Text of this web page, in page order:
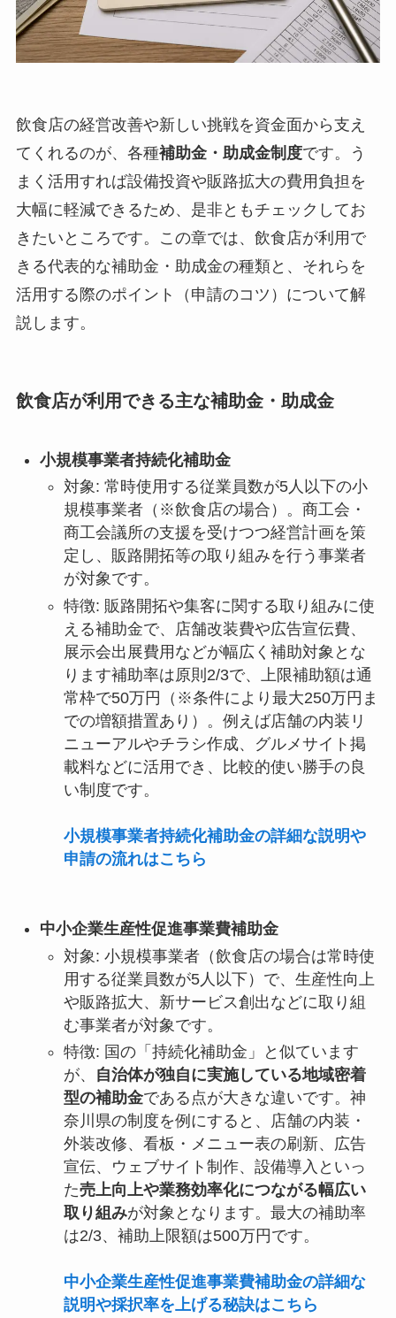
飲食店の経営改善や新しい挑戦を資金面から支え
てくれるのが、各種補助金・助成金制度です。う
まく活用すれば設備投資や販路拡大の費用負担を
大幅に軽減できるため、是非ともチェックしてお
きたいところです。この章では、飲食店が利用で
きる代表的な補助金・助成金の種類と、それらを
活用する際のポイント（申請のコツ）について解
説します。
飲食店が利用できる主な補助金・助成金
小規模事業者持続化補助金
対象: 常時使用する従業員数が5人以下の小
規模事業者（※飲食店の場合）。商工会・
商工会議所の支援を受けつつ経営計画を策
定し、販路開拓等の取り組みを行う事業者
が対象です。
特徴: 販路開拓や集客に関する取り組みに使
える補助金で、店舗改装費や広告宣伝費、
展示会出展費用などが幅広く補助対象とな
ります補助率は原則2/3で、上限補助額は通
常枠で50万円（※条件により最大250万円ま
での増額措置あり）。例えば店舗の内装リ
ニューアルやチラシ作成、グルメサイト掲
載料などに活用でき、比較的使い勝手の良
い制度です。
小規模事業者持続化補助金の詳細な説明や
申請の流れはこちら
中小企業生産性促進事業費補助金
対象: 小規模事業者（飲食店の場合は常時使
用する従業員数が5人以下）で、生産性向上
や販路拡大、新サービス創出などに取り組
む事業者が対象です。
特徴: 国の「持続化補助金」と似ています
が、
自治体が独自に実施している地域密着
型の補助金である点が大きな違いです。神
奈川県の制度を例にすると、店舗の内装・
外装改修、看板・メニュー表の刷新、広告
宣伝、ウェブサイト制作、設備導入といっ
た売上向上や業務効率化につながる幅広い
取り組みが対象となります。最大の補助率
は2/3、補助上限額は500万円です。
中小企業生産性促進事業費補助金の詳細な
説明や採択率を上げる秘訣はこちら